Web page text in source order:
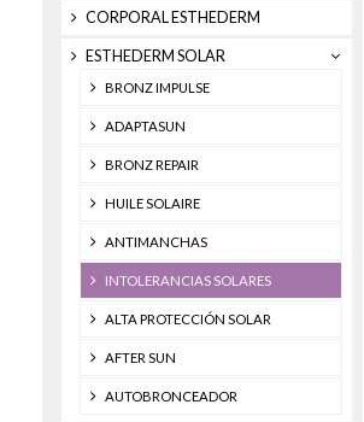
CORPORAL ESTHEDERM
ESTHEDERM SOLAR
BRONZ IMPULSE
ADAPTASUN
BRONZ REPAIR
HUILE SOLAIRE
ANTIMANCHAS
INTOLERANCIAS SOLARES
ALTA PROTECCIÓN SOLAR
AFTER SUN
AUTOBRONCEADOR